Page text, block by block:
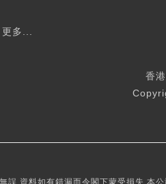
更多...
香